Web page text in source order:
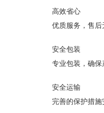
高效省心
优质服务，售后
安全包装
专业包装，确
安全运输
完善的保护措